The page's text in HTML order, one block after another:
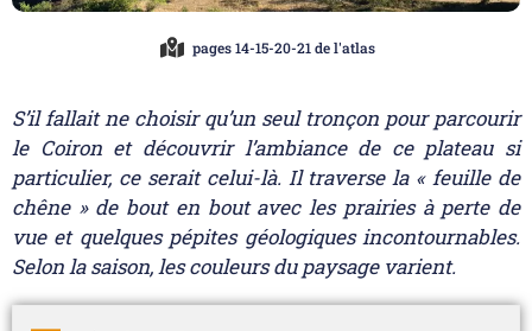
pages 14-15-20-21 de l'atlas
S’il fallait ne choisir qu’un seul tronçon pour parcourir
le Coiron et découvrir l’ambiance de ce plateau si
particulier, ce serait celui-là. Il traverse la « feuille de
chêne » de bout en bout avec les prairies à perte de
vue et quelques pépites géologiques incontournables.
Selon la saison, les couleurs du paysage varient.